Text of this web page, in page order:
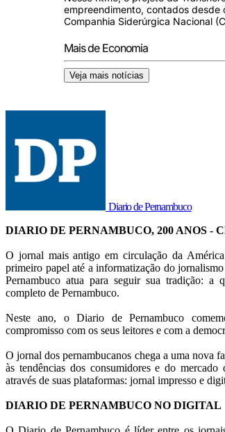
empreendimento, contados desde
Companhia Siderúrgica Nacional
Mais de Economia
Veja mais notícias
Diario de Pernambuco
DIARIO DE PERNAMBUCO, 200 ANOS -
O jornal mais antigo em circulação da
primeiro papel até a informatização do
Pernambuco atua para seguir sua tradição: a
completo de Pernambuco.
Neste ano, o Diario de Pernambuco
compromisso com os seus leitores e com a
O jornal dos pernambucanos chega a uma nova
às tendências dos consumidores e do
através de suas plataformas: jornal impresso e
DIARIO DE PERNAMBUCO NO DIGITAL